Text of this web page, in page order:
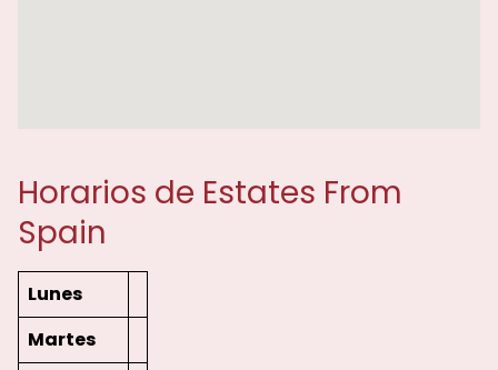
Horarios de Estates From
Spain
Lunes
Martes